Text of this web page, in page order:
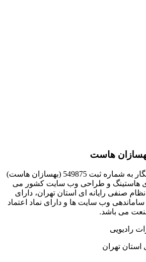
بهسازان هاست
بهسازان فناوران داده نگار به شماره ثبت 549875 (بهسازان هاست)
هاستینگ و طراحی وب سایت کشور می
صنفی رایانه ای استان تهران، دارای
وب سایت ها و دارای نماد اعتماد
می باشد.